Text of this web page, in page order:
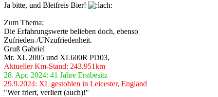
Ja bitte, und Bleifreis Bier!
Zum Thema:
Die Erfahrungswerte belieben doch, ebenso
Zufrieden-/UNzufriedenheit.
Gruß Gabriel
Mr. XL 2005 und XL600R PD03,
Aktueller Km-Stand: 243.951km
28. Apr, 2024: 41 Jahre Erstbesitz
29.9.2024: XL gestohlen in Leicester, England
"Wer friert, verliert (auch)!"